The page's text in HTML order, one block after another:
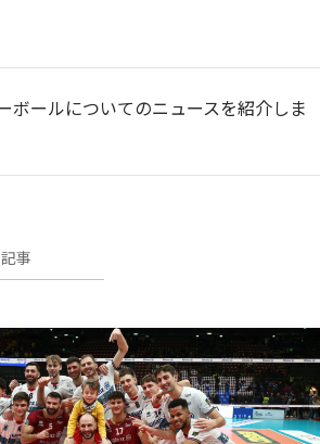
ールについてのニュースを紹介しま
事